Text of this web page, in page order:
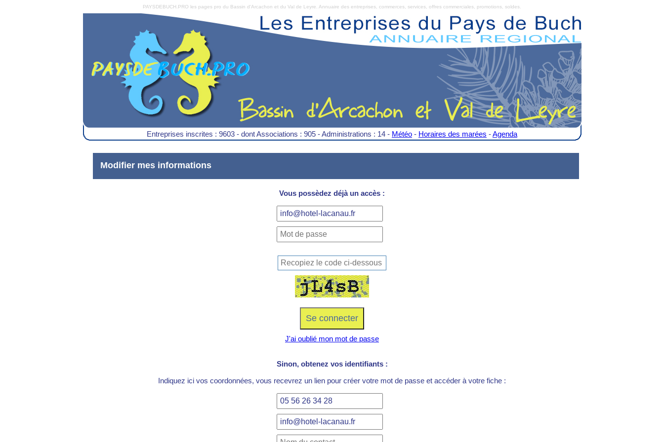
PAYSDEBUCH.PRO les pages pro du Bassin d'Arcachon et du Val de Leyre. Annuaire des entreprises, commerces, services, offres commerciales, promotions, soldes.
Entreprises inscrites : 9603 - dont Associations : 905 - Administrations : 14 - Météo - Horaires des marées -Agenda
Modifier mes informations
Vous possèdez déjà un accès :
J'ai oublié mon mot de passe
Sinon, obtenez vos identifiants :
Indiquez ici vos coordonnées, vous recevrez un lien pour créer votre mot de passe et accéder à votre fiche :